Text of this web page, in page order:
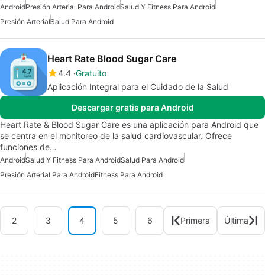
AndroidPresión Arterial Para AndroidSalud Y Fitness Para Android
Presión ArterialSalud Para Android
Heart Rate Blood Sugar Care
4.4 Gratuito
Aplicación Integral para el Cuidado de la Salud
Descargar gratis para Android
Heart Rate & Blood Sugar Care es una aplicación para Android que
se centra en el monitoreo de la salud cardiovascular. Ofrece
funciones de…
AndroidSalud Y Fitness Para AndroidSalud Para Android
Presión Arterial Para AndroidFitness Para Android
2 3 4 5 6 Primera Última